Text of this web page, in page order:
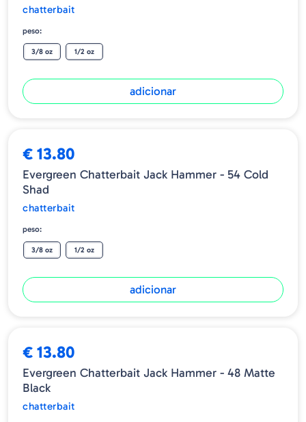
chatterbait
peso:
3/8 oz 1/2 oz
adicionar
€ 13.80
Evergreen Chatterbait Jack Hammer - 54 Cold
Shad
chatterbait
peso:
3/8 oz 1/2 oz
adicionar
€ 13.80
Evergreen Chatterbait Jack Hammer - 48 Matte
Black
chatterbait